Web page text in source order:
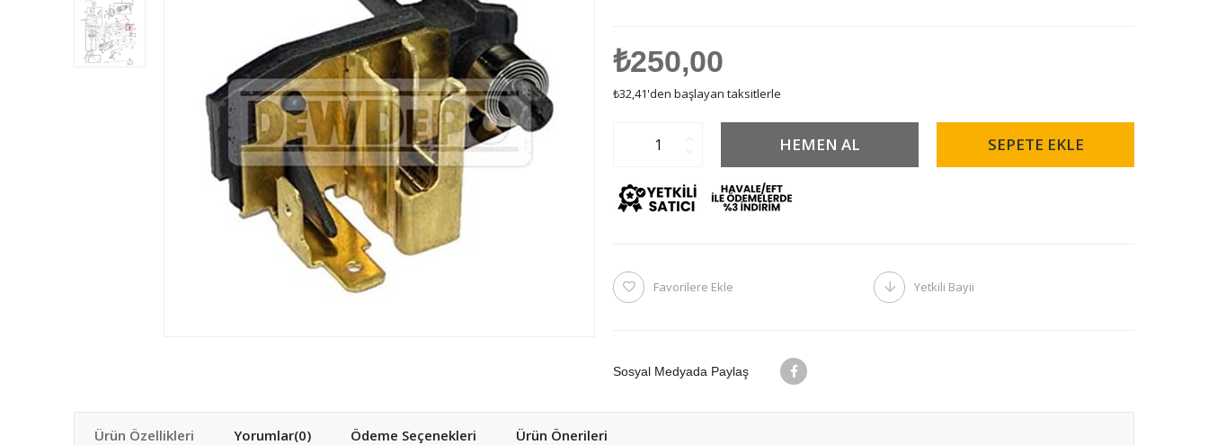
₺250,00
₺32,41'den başlayan taksitlerle
Favorilere Ekle Yetkili Bayii
Sosyal Medyada Paylaş
Ürün Özellikleri Yorumlar(0) Ödeme Seçenekleri Ürün Önerileri